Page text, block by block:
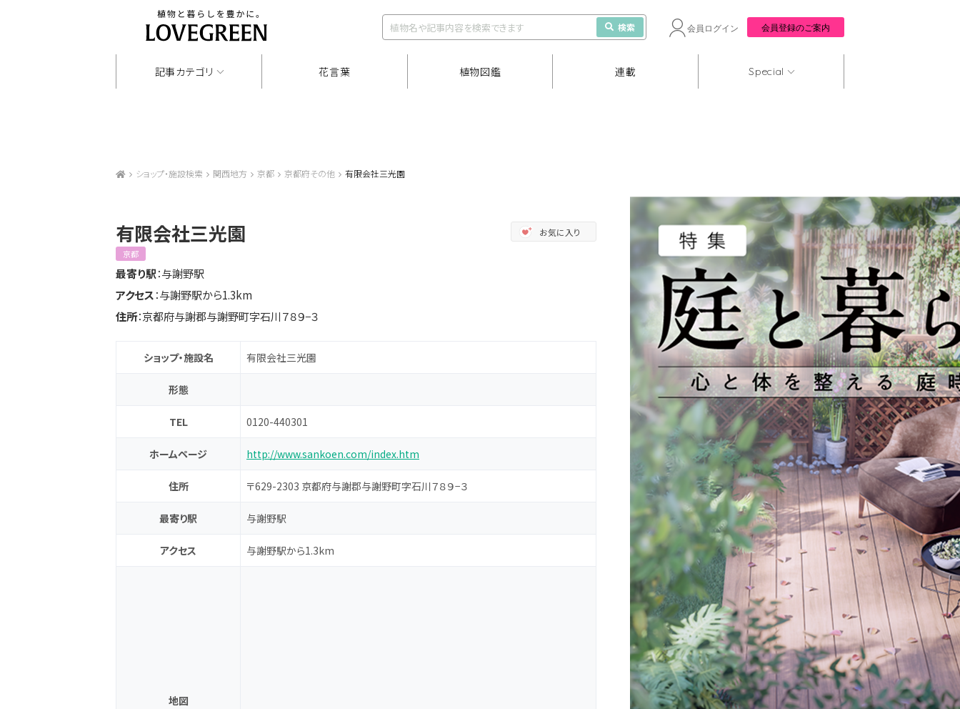
検索 会員ログイン 会員登録のご案内
記事カテゴリ 花言葉 植物図鑑 連載 Special
ショップ・施設検索 関西地方 京都 京都府その他 有限会社三光園
有限会社三光園 お気に入り
京都
最寄り駅：与謝野駅
アクセス：与謝野駅から1.3km
住所：京都府与謝郡与謝野町字石川７８９−３
ショップ・施設名 有限会社三光園
形態
TEL 0120-440301
ホームページ http://www.sankoen.com/index.htm
住所 〒629-2303 京都府与謝郡与謝野町字石川７８９−３
最寄り駅 与謝野駅
アクセス 与謝野駅から1.3km
地図